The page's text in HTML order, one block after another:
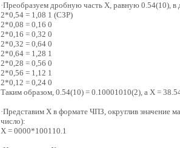
·Преобразуем дробную часть Х, равную 0.54(10), в
2*0,54 = 1,08 1 (СЗР)
2*0,08 = 0,16 0
2*0,16 = 0,32 0
2*0,32 = 0,64 0
2*0,64 = 1,28 1
2*0,28 = 0,56 0
2*0,56 = 1,12 1
2*0,12 = 0,24 0
Таким образом, 0.54(10) = 0.10001010(2), a X =
·Представим X в формате ЧПЗ, округлив значение
число):
X = 0000*100110.1